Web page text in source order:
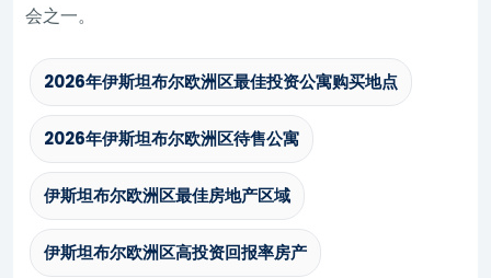
会之一。
2026年伊斯坦布尔欧洲区最佳投资公寓购买地点
2026年伊斯坦布尔欧洲区待售公寓
伊斯坦布尔欧洲区最佳房地产区域
伊斯坦布尔欧洲区高投资回报率房产